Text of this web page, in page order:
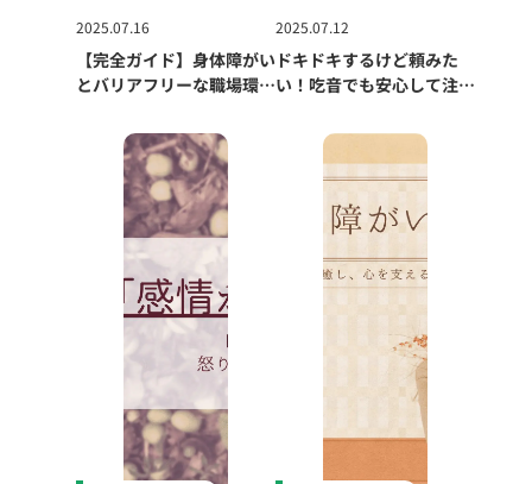
2025.07.16
【完全ガイド】身体障がい
とバリアフリーな職場環境
めにできること
2025.07.12
ドキドキするけど頼みた
い！吃音でも安心して注文